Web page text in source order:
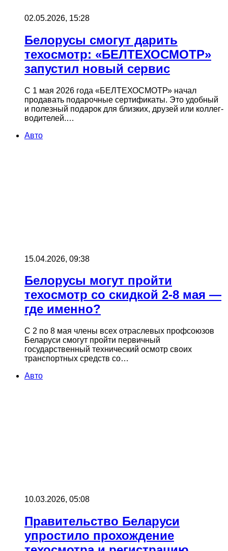
02.05.2026, 15:28
Белорусы смогут дарить
техосмотр: «БЕЛТЕХОСМОТР»
запустил новый сервис
С 1 мая 2026 года «БЕЛТЕХОСМОТР» начал
продавать подарочные сертификаты. Это удобный
и полезный подарок для близких, друзей или коллег-
водителей.…
Авто
15.04.2026, 09:38
Белорусы могут пройти
техосмотр со скидкой 2-8 мая —
где именно?
С 2 по 8 мая члены всех отраслевых профсоюзов
Беларуси смогут пройти первичный
государственный технический осмотр своих
транспортных средств со…
Авто
10.03.2026, 05:08
Правительство Беларуси
упростило прохождение